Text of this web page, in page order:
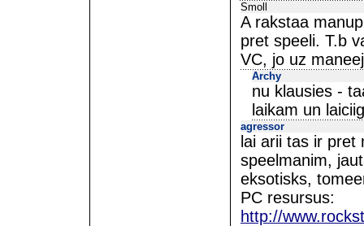
Smoll
A rakstaa
pret speeli. T.b
VC, jo uz
Archy
nu klausies -
laikam un
agressor
lai arii tas ir pret
speelmanim,
eksotisks,
PC resursus:
http://